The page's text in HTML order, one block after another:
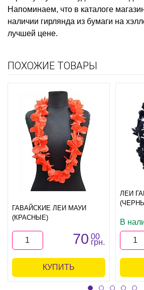
Напоминаем, что в каталоге
наличии гирлянда из бумаги на
лучшей цене.
ПОХОЖИЕ ТОВАРЫ
ГАВАЙСКИЕ ЛЕИ МАУИ
(КРАСНЫЕ)
70 00
грн.
КУПИТЬ
ЛЕИ
В